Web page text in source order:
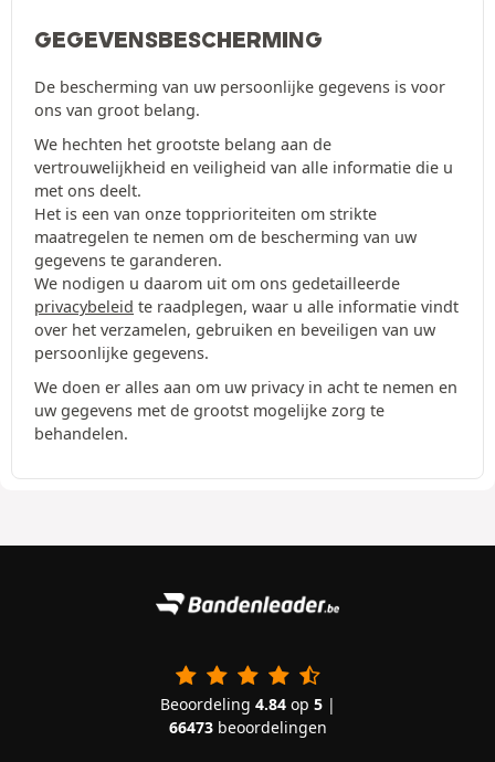
GEGEVENSBESCHERMING
De bescherming van uw persoonlijke gegevens is voor
ons van groot belang.
We hechten het grootste belang aan de
vertrouwelijkheid en veiligheid van alle informatie die u
met ons deelt.
Het is een van onze topprioriteiten om strikte
maatregelen te nemen om de bescherming van uw
gegevens te garanderen.
We nodigen u daarom uit om ons gedetailleerde
privacybeleid te raadplegen, waar u alle informatie vindt
over het verzamelen, gebruiken en beveiligen van uw
persoonlijke gegevens.
We doen er alles aan om uw privacy in acht te nemen en
uw gegevens met de grootst mogelijke zorg te
behandelen.
Beoordeling 4.84op 5|
66473beoordelingen